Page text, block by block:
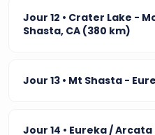
Jour 12 • Crater Lake -
Shasta, CA (380 km)
Jour 13 • Mt Shasta -
Jour 14 • Eureka /